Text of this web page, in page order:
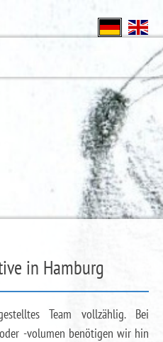
in Hamburg
Team vollzählig. Bei
-volumen benötigen wir hin